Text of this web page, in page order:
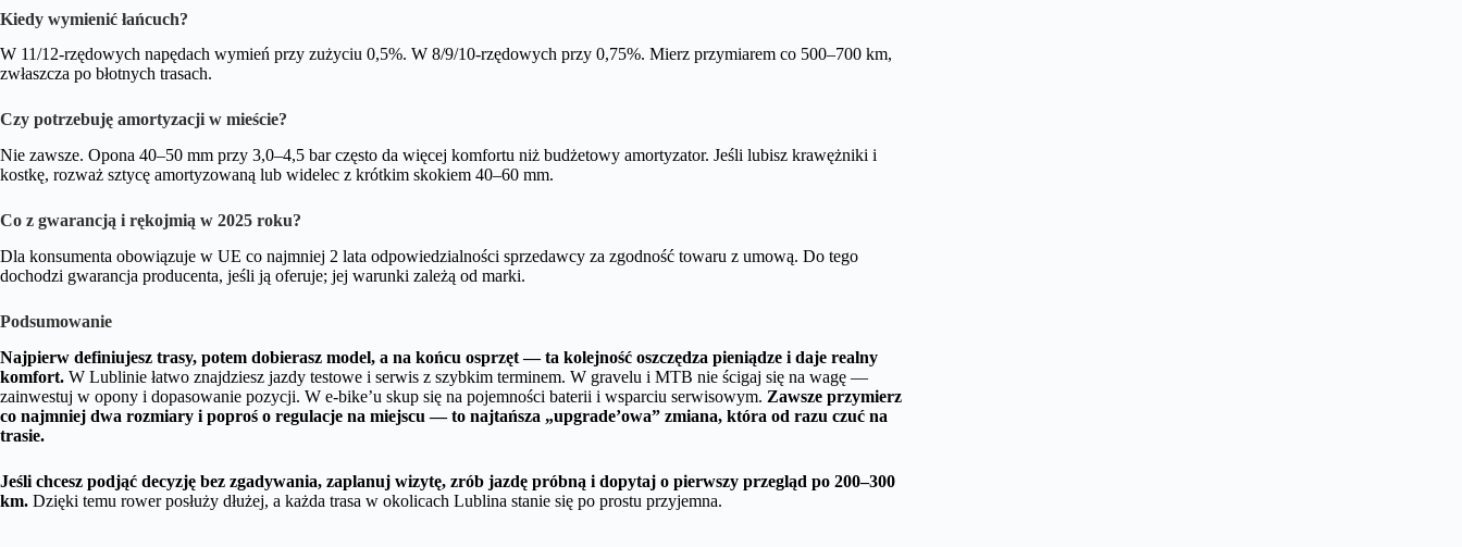
Kiedy wymienić łańcuch?
W 11/12-rzędowych napędach wymień przy zużyciu 0,5%. W 8/9/10-rzędowych przy 0,75%. Mierz przymiarem co 500–700 km,
zwłaszcza po błotnych trasach.
Czy potrzebuję amortyzacji w mieście?
Nie zawsze. Opona 40–50 mm przy 3,0–4,5 bar często da więcej komfortu niż budżetowy amortyzator. Jeśli lubisz krawężniki i
kostkę, rozważ sztycę amortyzowaną lub widelec z krótkim skokiem 40–60 mm.
Co z gwarancją i rękojmią w 2025 roku?
Dla konsumenta obowiązuje w UE co najmniej 2 lata odpowiedzialności sprzedawcy za zgodność towaru z umową. Do tego
dochodzi gwarancja producenta, jeśli ją oferuje; jej warunki zależą od marki.
Podsumowanie
Najpierw definiujesz trasy, potem dobierasz model, a na końcu osprzęt — ta kolejność oszczędza pieniądze i daje realny
komfort. W Lublinie łatwo znajdziesz jazdy testowe i serwis z szybkim terminem. W gravelu i MTB nie ścigaj się na wagę —
zainwestuj w opony i dopasowanie pozycji. W e-bike’u skup się na pojemności baterii i wsparciu serwisowym. Zawsze przymierz
co najmniej dwa rozmiary i poproś o regulacje na miejscu — to najtańsza „upgrade’owa” zmiana, która od razu czuć na
trasie.
Jeśli chcesz podjąć decyzję bez zgadywania, zaplanuj wizytę, zrób jazdę próbną i dopytaj o pierwszy przegląd po 200–300
km. Dzięki temu rower posłuży dłużej, a każda trasa w okolicach Lublina stanie się po prostu przyjemna.